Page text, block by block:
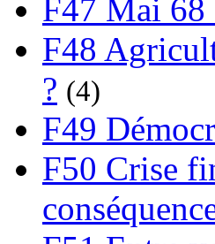
F47 Mai 68
F48
? (4)
F49
F50 Crise